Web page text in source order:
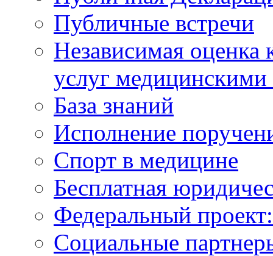
Публичные встречи
Независимая оценка
услуг
База знаний
Исполнение
Спорт в медицине
Бесплатная
Федеральный
Социальные